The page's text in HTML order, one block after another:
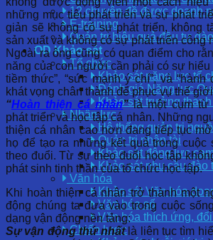
12 chuyên đề được doanh
E-training
Quản trị hiệu quả đầu tư
OD Khảo sát
Tổ chức
Khảo sát năng lực tổ
Đánh giá Năng lực
Khảo sát trưởng thành
Nhân lực
Hệ thống quản trị
Quản trị nhân tài
Khảo sát động lực
Khảo sát nhu cầu đào
Văn hóa
Khảo sát Văn hóa
Văn hóa số
Văn hóa thích ứng,
Chiến lược
những mục tiêu phát triển và sự phát
giản sẽ không có sự phát triển, không
sản xuất và không có sự phát triển công
Ngoài ra ông cũng có quan điểm cho
năng của con người cần phải có sự hiểu
tiềm thức”, “sức mạnh ý chí”, và
khát vọng chân thành để phục vụ thế
“Hoàn thiện cá nhân”là một cụm từ
phát triển và học tập cá nhân. Những
thiện cá nhân cao hơn đang tiếp tục
họ để tạo ra những kết quả trong cuộc
theo đuổi. Từ sự theo đuổi học tập
phát sinh tinh thần của tổ chức học tập.
Khi hoàn thiện cá nhân trở thành một
động chúng ta đưa vào trong cuộc
dạng vận động nền tảng:
Sự vận động thứ nhấtlà liên tục tìm